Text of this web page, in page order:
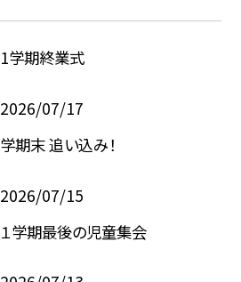
1学期終業式
2026/07/17
学期末 追い込み！
2026/07/15
１学期最後の児童集会